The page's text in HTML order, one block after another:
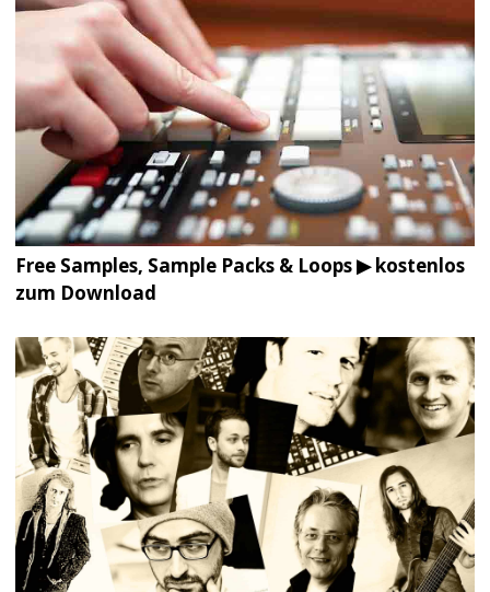
Free Samples, Sample Packs & Loops ▶ kostenlos
zum Download